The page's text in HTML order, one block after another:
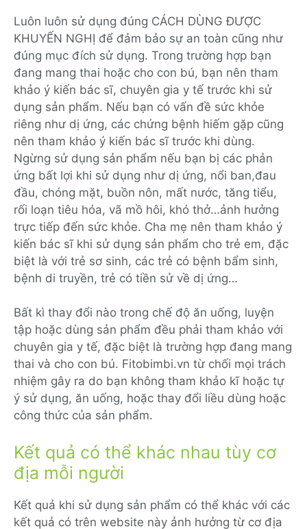
Luôn luôn sử dụng đúng CÁCH DÙNG ĐƯỢC
KHUYẾN NGHỊ để đảm bảo sự an toàn cũng như
đúng mục đích sử dụng. Trong trường hợp bạn
đang mang thai hoặc cho con bú, bạn nên tham
khảo ý kiến bác sĩ, chuyên gia y tế trước khi sử
dụng sản phẩm. Nếu bạn có vấn đề sức khỏe
riêng như dị ứng, các chứng bệnh hiếm gặp cũng
nên tham khảo ý kiến bác sĩ trước khi dùng.
Ngừng sử dụng sản phẩm nếu bạn bị các phản
ứng bất lợi khi sử dụng như dị ứng, nổi ban,đau
đầu, chóng mặt, buồn nôn, mất nước, tăng tiểu,
rối loạn tiêu hóa, vã mồ hôi, khó thở…ảnh hưởng
trực tiếp đến sức khỏe. Cha mẹ nên tham khảo ý
kiến bác sĩ khi sử dụng sản phẩm cho trẻ em, đặc
biệt là với trẻ sơ sinh, các trẻ có bệnh bẩm sinh,
bệnh di truyền, trẻ có tiền sử về dị ứng…
Bất kì thay đổi nào trong chế độ ăn uống, luyện
tập hoặc dùng sản phẩm đều phải tham khảo với
chuyên gia y tế, đặc biệt là trường hợp đang mang
thai và cho con bú. Fitobimbi.vn từ chối mọi trách
nhiệm gây ra do bạn không tham khảo kĩ hoặc tự
ý sử dụng, ăn uống, hoặc thay đổi liều dùng hoặc
công thức của sản phẩm.
Kết quả có thể khác nhau tùy cơ
địa mỗi người
Kết quả khi sử dụng sản phẩm có thể khác với các
kết quả có trên website này ảnh hưởng từ cơ địa